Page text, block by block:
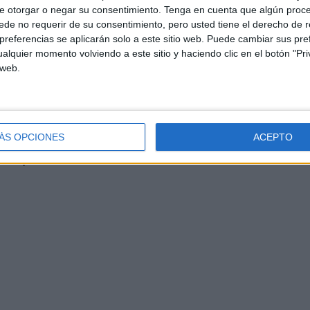
otorgar o negar su consentimiento. Tenga en cuenta que algún
no requerir de su consentimiento, pero usted tiene el derecho de
se aplicarán solo a este sitio web. Puede cambiar sus
momento volviendo a este sitio y haciendo clic en el botón
OPCIONES ACEPTO
José Juan.
del gol indálico. José Juan, incluso, recalcó que
a Bonini: “si se pita penalti en esa acción hay que
que entrar en su valoración”, añadió José Juan de
en alusión a las quejas de José Juan en Riazor, a lo
que me escuchan”.